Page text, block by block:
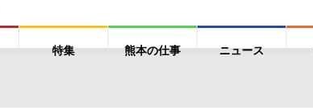
特集 熊本の仕事 ニュース